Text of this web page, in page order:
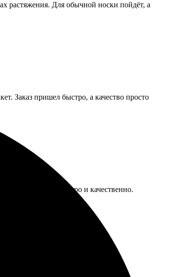
растяжения. Для обычной носки пойдёт, а
Заказ пришел быстро, а качество просто
напечатали быстро и качественно.
сердца.